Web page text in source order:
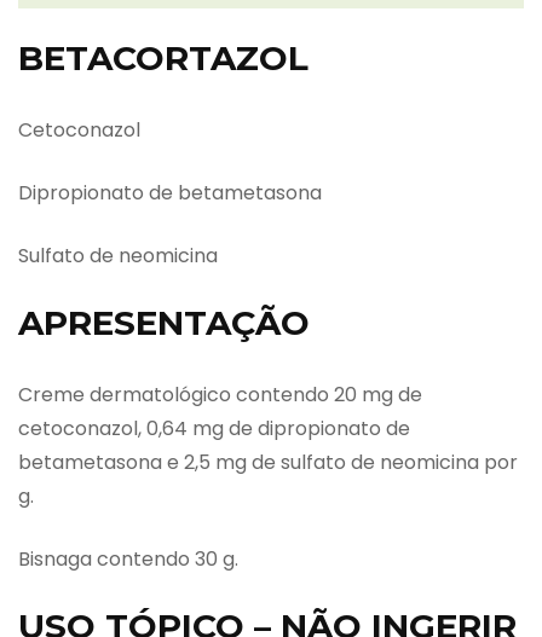
BETACORTAZOL
Cetoconazol
Dipropionato de betametasona
Sulfato de neomicina
APRESENTAÇÃO
Creme dermatológico contendo 20 mg de
cetoconazol, 0,64 mg de dipropionato de
betametasona e 2,5 mg de sulfato de neomicina por
g.
Bisnaga contendo 30 g.
USO TÓPICO – NÃO INGERIR